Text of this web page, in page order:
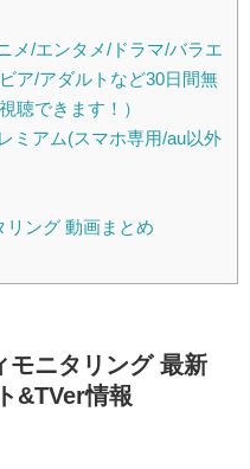
/エンタメ/ドラマ/バラエ
ア/アダルトなど30日間無
聴できます！）
アム(スマホ専用/au以外
リング 動画まとめ
モニタリング 最新
&TVer情報